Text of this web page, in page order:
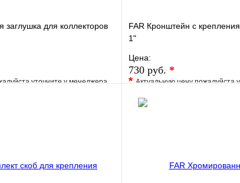
заглушка для коллекторов
уточните у менеджера
FAR Кронштейн с
1"
Цена:
730 руб. *
*Актуальную цену пожалуйста
В избранное